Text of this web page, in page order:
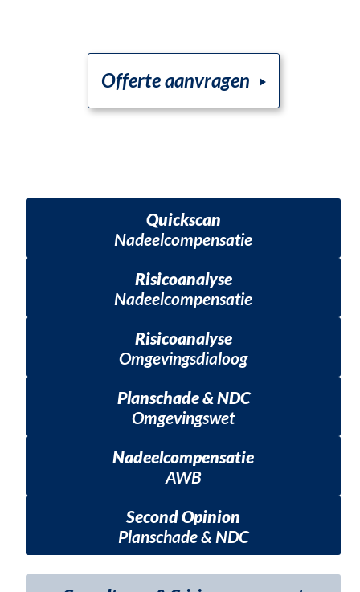
Offerte aanvragen
Quickscan
Nadeelcompensatie
Risicoanalyse
Nadeelcompensatie
Risicoanalyse
Omgevingsdialoog
Planschade & NDC
Omgevingswet
Nadeelcompensatie
AWB
Second Opinion
Planschade & NDC